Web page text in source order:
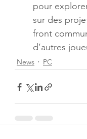
pour
sur des
front
d’autres
News PC